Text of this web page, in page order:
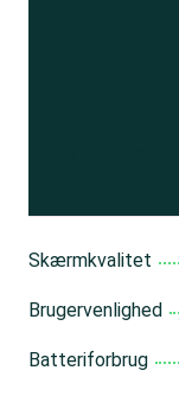
Skærmkvalitet
Brugervenlighed
Batteriforbrug